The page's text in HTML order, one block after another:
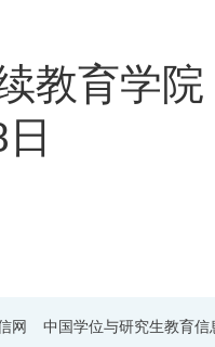
教育学院
日
网 中国学位与研究生教育信